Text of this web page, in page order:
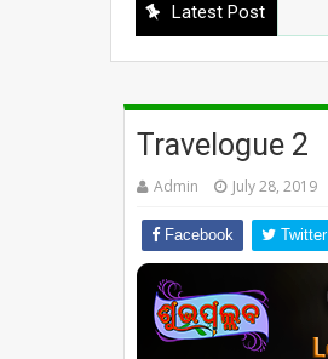
Latest Post
Travelogue 2
Admin July 28, 2019
Facebook Twitter